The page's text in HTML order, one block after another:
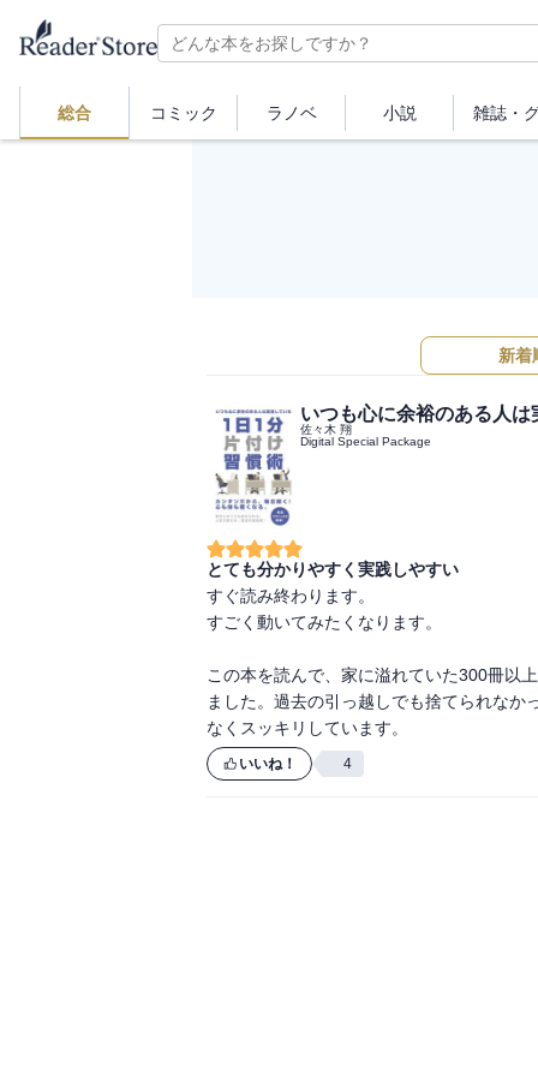
総合 コミック ラノベ 小説 雑誌・
新着
いつも心に余裕のある人
佐々木 翔
Digital Special Package
とても分かりやすく実践しやすい
すぐ読み終わります。
すごく動いてみたくなります。
この本を読んで、家に溢れていた300冊以
ました。過去の引っ越しでも捨てられなか
なくスッキリしています。
いいね！ 4